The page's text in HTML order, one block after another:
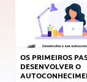
OS PRIMEIROS
DESENVOLVER O